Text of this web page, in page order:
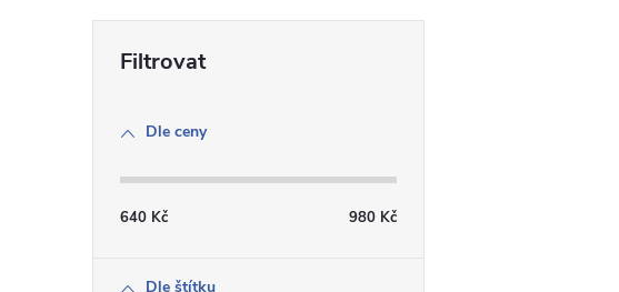
Dle ceny
640 Kč 980 Kč
Dle štítku